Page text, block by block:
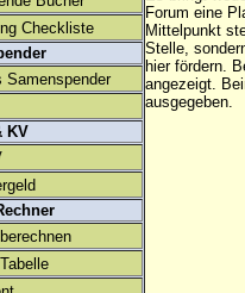
Checkliste
Samenspender
KV
Forum eine
Mittelpunkt
Stelle,
hier fördern.
angezeigt.
ausgegeben.